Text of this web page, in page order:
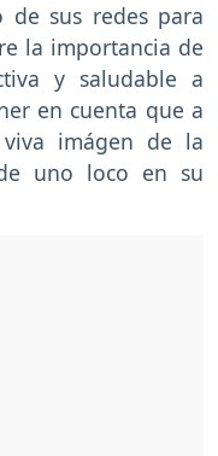
sus redes para
la importancia de
y saludable a
en cuenta que a
imágen de la
uno loco en su